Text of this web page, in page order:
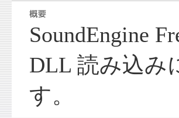
SoundEngine
DLL 読み込み
す。